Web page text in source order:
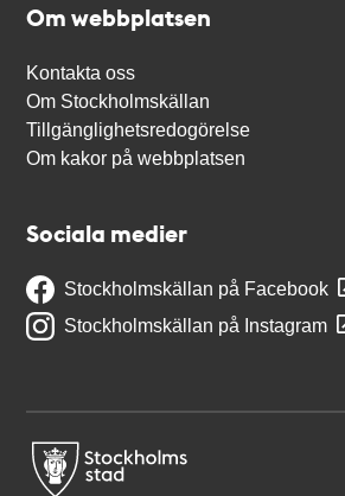
Om webbplatsen
Kontakta oss
Om Stockholmskällan
Tillgänglighetsredogörelse
Om kakor på webbplatsen
Sociala medier
Stockholmskällan på Facebook
Stockholmskällan på Instagram